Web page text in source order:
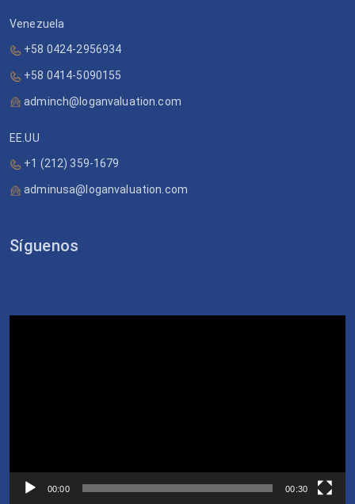
Venezuela
+58 0424-2956934
+58 0414-5090155
adminch@loganvaluation.com
EE.UU
+1 (212) 359-1679
adminusa@loganvaluation.com
Síguenos
00:00 00:30